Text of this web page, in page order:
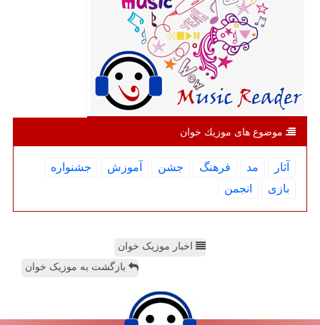
موضوع های موزیك خوان
آثار مد فرهنگ جشن آموزش
جشنواره
بازی
انجمن
اخبار موزیک خوان
بازگشت به موزیک خوان